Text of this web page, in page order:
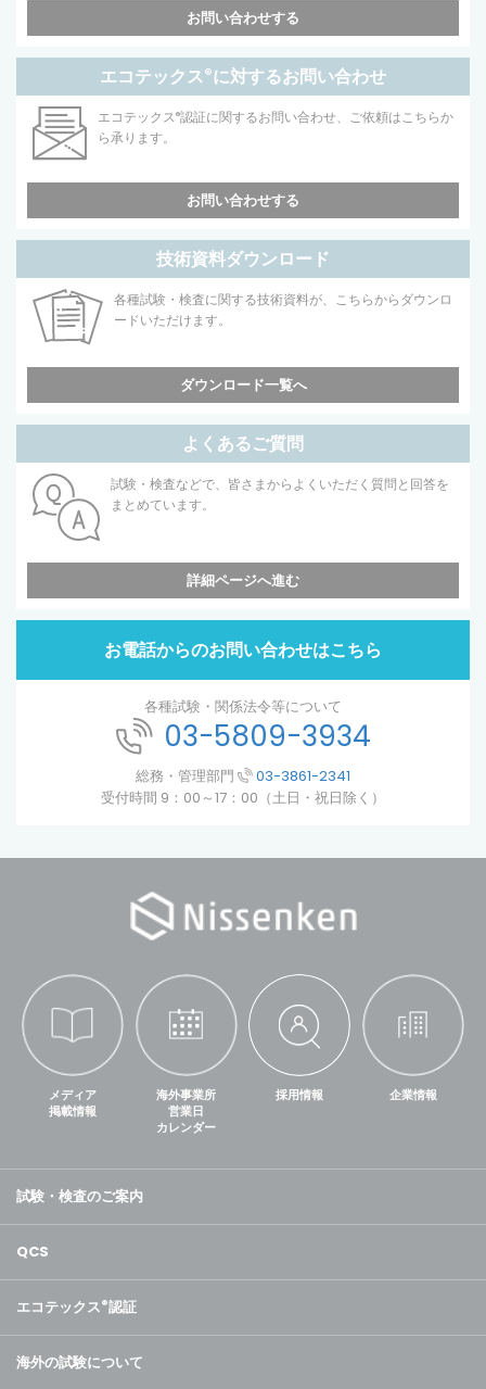
お問い合わせする
エコテックス®に対するお問い合わせ
エコテックス®認証に関するお問い合わせ、ご依頼はこちらか
ら承ります。
お問い合わせする
技術資料ダウンロード
各種試験・検査に関する技術資料が、こちらからダウンロ
ードいただけます。
ダウンロード一覧へ
よくあるご質問
試験・検査などで、皆さまからよくいただく質問と回答を
まとめています。
詳細ページへ進む
お電話からのお問い合わせはこちら
各種試験・関係法令等について
03-5809-3934
総務・管理部門
03-3861-2341
受付時間 9：00～17：00（土日・祝日除く）
メディア
掲載情報
海外事業所
営業日
カレンダー
採用情報 企業情報
試験・検査のご案内
QCS
エコテックス®認証
海外の試験について